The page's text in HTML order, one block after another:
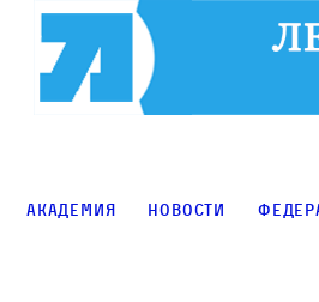
Академия Новости